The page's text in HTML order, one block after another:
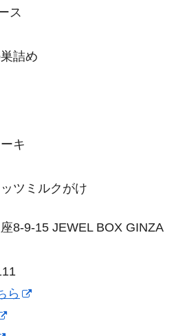
ス
詰め
キ
ツミルクがけ
8-9-15 JEWEL BOX GINZA
ら